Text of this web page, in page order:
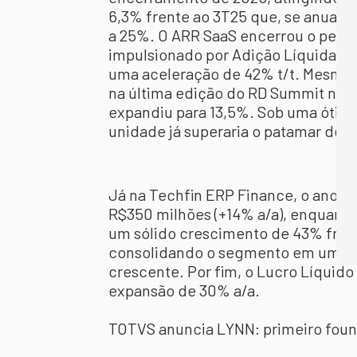
6,3% frente ao 3T25 que, se
a 25%. O ARR SaaS encerrou o
impulsionado por Adição Líquida
uma aceleração de 42% t/t.
na última edição do RD Summit no
expandiu para 13,5%. Sob uma
unidade já superaria o patamar de
Já na Techfin ERP Finance, o ano
R$350 milhões (+14% a/a),
um sólido crescimento de 43%
consolidando o segmento em um
crescente. Por fim, o Lucro
expansão de 30% a/a.
TOTVS anuncia LYNN: primeiro